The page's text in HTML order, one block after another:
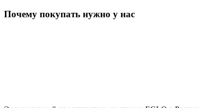
Почему покупать нужно у нас